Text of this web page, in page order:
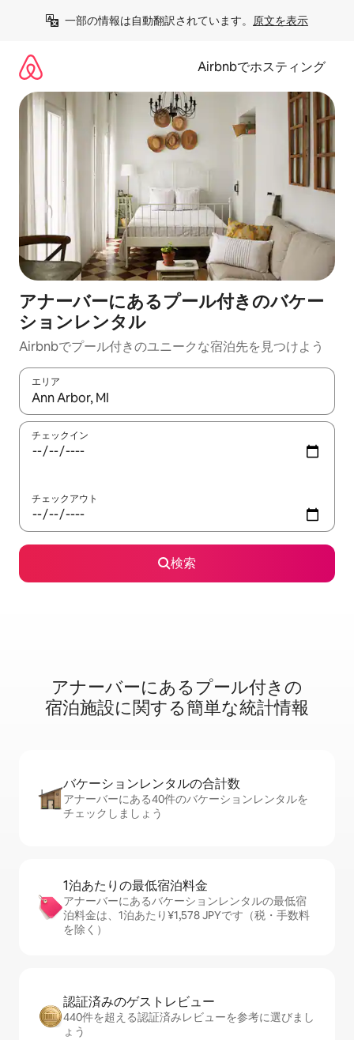
一部の情報は自動翻訳されています。 原文を表示
Airbnbでホスティング
アナーバーにあるプール付きのバケー
ションレンタル
Airbnbでプール付きのユニークな宿泊先を見つけよう
エリア
検索結果が表示されたら、上下の矢印キーを使って移動するか
チェックイン
チェックアウト
検索
アナーバーに⁠あ⁠るプ⁠ー⁠ル⁠付⁠き⁠の
宿⁠泊⁠施⁠設⁠に関⁠す⁠る簡⁠単⁠な統⁠計⁠情⁠報
バケーションレ⁠ン⁠タ⁠ル⁠の合⁠計⁠数
アナーバーにある40件のバケーションレンタルを
チェックしましょう
1泊あたりの最⁠低⁠宿⁠泊⁠料⁠金
アナーバーにあるバケーションレンタルの最低宿
泊料金は、1泊あたり¥1,578 JPYです（税・手数料
を除く）
認証済みのゲ⁠ス⁠ト⁠レ⁠ビ⁠ュ⁠ー
440件を超える認証済みレビューを参考に選びまし
ょう